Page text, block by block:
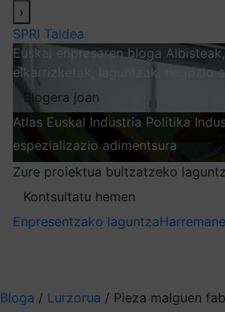
›
SPRI Taldea
Euskal enpresaren bloga
elkarrizketak, laguntzak, negozio
Blogera joan
Atlas Euskal Industria Politika
espezializazio adimentsura
Zure proiektua bultzatzeko
Kontsultatu hemen
Enpresentzako laguntza
Bloga / Lurzorua / Pieza malguen